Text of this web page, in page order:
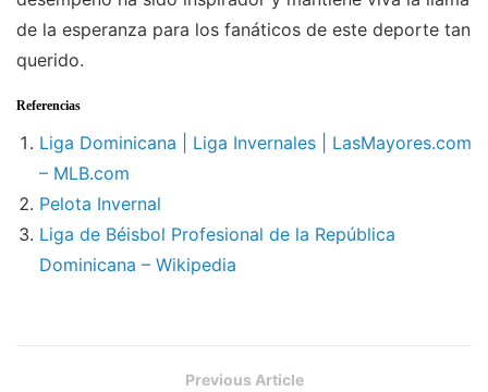
de la esperanza para los fanáticos de este deporte tan
querido.
Referencias
Liga Dominicana | Liga Invernales | LasMayores.com
– MLB.com
Pelota Invernal
Liga de Béisbol Profesional de la República
Dominicana – Wikipedia
Previous Article